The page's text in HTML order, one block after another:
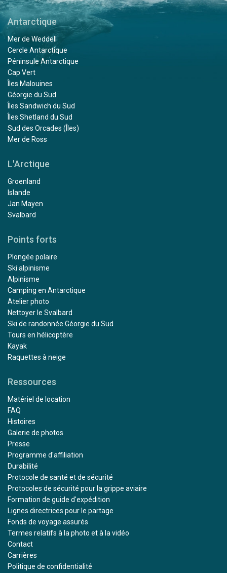
Antarctique
Mer de Weddell
Cercle Antarctique
Péninsule Antarctique
Cap Vert
Îles Malouines
Géorgie du Sud
Îles Sandwich du Sud
Îles Shetland du Sud
Sud des Orcades (Îles)
Mer de Ross
L'Arctique
Groenland
Islande
Jan Mayen
Svalbard
Points forts
Plongée polaire
Ski alpinisme
Alpinisme
Camping en Antarctique
Atelier photo
Nettoyer le Svalbard
Ski de randonnée Géorgie du Sud
Tours en hélicoptère
Kayak
Raquettes à neige
Ressources
Matériel de location
FAQ
Histoires
Galerie de photos
Presse
Programme d'affiliation
Durabilité
Protocole de santé et de sécurité
Protocoles de sécurité pour la grippe aviaire
Formation de guide d'expédition
Lignes directrices pour le partage
Fonds de voyage assurés
Termes relatifs à la photo et à la vidéo
Contact
Carrières
Politique de confidentialité